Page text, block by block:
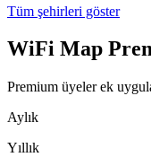
Tüm şehirleri göster
WiFi Map
Premium üyeler ek
Aylık
Yıllık